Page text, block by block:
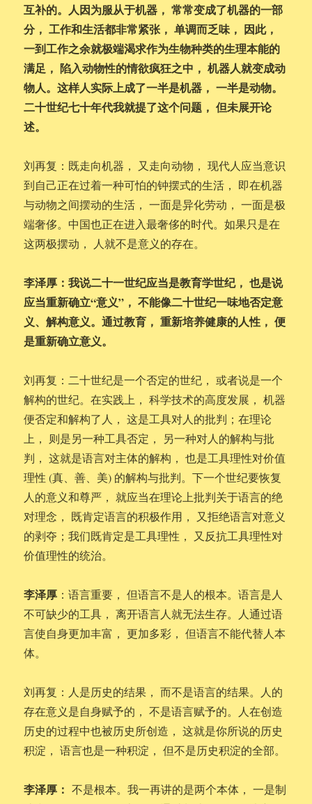
互补的。人因为服从于机器， 常常变成了机器的一部
分， 工作和生活都非常紧张， 单调而乏味， 因此，
一到工作之余就极端渴求作为生物种类的生理本能的
满足， 陷入动物性的情欲疯狂之中， 机器人就变成动
物人。这样人实际上成了一半是机器， 一半是动物。
二十世纪七十年代我就提了这个问题， 但未展开论
述。
刘再复：既走向机器， 又走向动物， 现代人应当意识
到自己正在过着一种可怕的钟摆式的生活， 即在机器
与动物之间摆动的生活， 一面是异化劳动， 一面是极
端奢侈。中国也正在进入最奢侈的时代。如果只是在
这两极摆动， 人就不是意义的存在。
李泽厚：我说二十一世纪应当是教育学世纪， 也是说
应当重新确立“意义”， 不能像二十世纪一味地否定意
义、解构意义。通过教育， 重新培养健康的人性， 便
是重新确立意义。
刘再复：二十世纪是一个否定的世纪， 或者说是一个
解构的世纪。在实践上， 科学技术的高度发展， 机器
便否定和解构了人， 这是工具对人的批判；在理论
上， 则是另一种工具否定， 另一种对人的解构与批
判， 这就是语言对主体的解构， 也是工具理性对价值
理性 (真、善、美) 的解构与批判。下一个世纪要恢复
人的意义和尊严， 就应当在理论上批判关于语言的绝
对理念， 既肯定语言的积极作用， 又拒绝语言对意义
的剥夺；我们既肯定是工具理性， 又反抗工具理性对
价值理性的统治。
李泽厚 ：语言重要， 但语言不是人的根本。语言是人
不可缺少的工具， 离开语言人就无法生存。人通过语
言使自身更加丰富， 更加多彩， 但语言不能代替人本
体。
刘再复：人是历史的结果， 而不是语言的结果。人的
存在意义是自身赋予的， 不是语言赋予的。人在创造
历史的过程中也被历史所创造， 这就是你所说的历史
积淀， 语言也是一种积淀， 但不是历史积淀的全部。
李泽厚： 不是根本。我一再讲的是两个本体， 一是制